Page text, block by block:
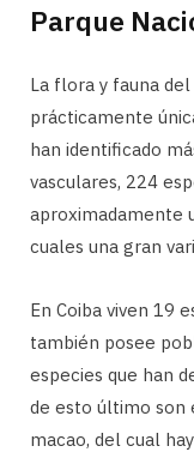
Parque
La flora y fauna
prácticamente
han identificado
vasculares, 224
aproximadamente
cuales una gran
En Coiba viven 19
también posee
especies que han
de esto último son
macao, del cual